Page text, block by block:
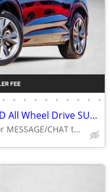
• • • • • • • • • •
2023 Audi Q4 e-tron Prestige AWD All Wheel Drive SUV Electric AUTONATION
Call (331) 214-3325 or MESSAGE/CHAT to confirm availability